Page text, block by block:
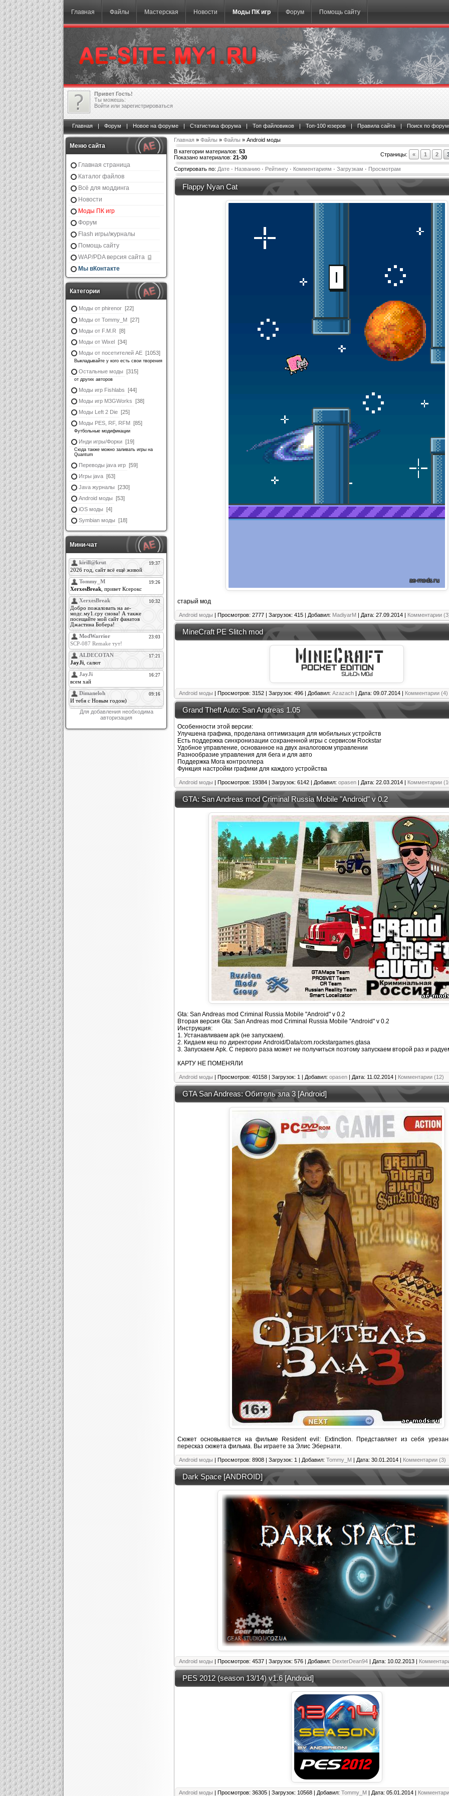
Главная Файлы Мастерская Новости Моды ПК игр Форум Помощь сайту
Привет Гость!
Ты можешь:
Войти или зарегистрироваться
Главная | Форум | Новое на форуме | Статистика форума | Топ файловиков | Топ-100 юзеров | Правила сайта | Поиск по
Меню сайта
Главная страница
Каталог файлов
Всё для моддинга
Новости
Моды ПК игр
Форум
Flash игры/журналы
Помощь сайту
WAP/PDA версия сайта
Мы вКонтакте
Категории
Моды от phirenor [22]
Моды от Tommy_M [27]
Моды от F.M.R [8]
Моды от Wixel [34]
Моды от посетителей АЕ [1053]
Выкладывайте у кого есть свои творения
Остальные моды [315]
от других авторов
Моды игр Fishlabs [44]
Моды игр M3GWorks [38]
Моды Left 2 Die [25]
Моды PES, RF, RFM [85]
Футбольные модификации
Инди игры/Форки [19]
Сюда также можно заливать игры на
Quantum
Переводы java игр [59]
Игры java [63]
Java журналы [230]
Android моды [53]
iOS моды [4]
Symbian моды [18]
Мини-чат
Для добавления необходима
авторизация
Главная » Файлы » Файлы » Android моды
В категории материалов: 53
Показано материалов: 21-30 Страницы: « 1 2
Сортировать по: Дате · Названию · Рейтингу · Комментариям · Загрузкам · Просмотрам
Flappy Nyan Cat
старый мод
Android моды | Просмотров: 2777 | Загрузок: 415 | Добавил: MadiyarM | Дата: 27.09.2014 | Комментарии
MineCraft PE Slitch mod
Android моды | Просмотров: 3152 | Загрузок: 496 | Добавил: Azazach | Дата: 09.07.2014 | Комментарии (4)
Grand Theft Auto: San Andreas 1.05
Особенности этой версии:
Улучшена графика, проделана оптимизация для мобильных устройств
Есть поддержка синхронизации сохраненной игры с сервисом Rockstar
Удобное управление, основанное на двух аналоговом управлении
Разнообразие управления для бега и для авто
Поддержка Мога контроллера
Функция настройки графики для каждого устройства
Android моды | Просмотров: 19384 | Загрузок: 6142 | Добавил: opasen | Дата: 22.03.2014 | Комментарии
GTA: San Andreas mod Criminal Russia Mobile "Android" v 0.2
Gta: San Andreas mod Criminal Russia Mobile "Android" v 0.2
Вторая версия Gta: San Andreas mod Criminal Russia Mobile "Android" v 0.2
Инструкция:
1. Устанавливаем apk (не запускаем).
2. Кидаем кеш по директории Android/Data/com.rockstargames.gtasa
3. Запускаем Apk. С первого раза может не получиться поэтому запускаем второй раз и
КАРТУ НЕ ПОМЕНЯЛИ
Android моды | Просмотров: 40158 | Загрузок: 1 | Добавил: opasen | Дата: 11.02.2014 | Комментарии (12)
GTA San Andreas: Обитель зла 3 [Android]
Сюжет основывается на фильме Resident evil: Extinction. Представляет из себя
пересказ сюжета фильма. Вы играете за Элис Эбернати.
Android моды | Просмотров: 8908 | Загрузок: 1 | Добавил: Tommy_M | Дата: 30.01.2014 | Комментарии (3)
Dark Space [ANDROID]
Android моды | Просмотров: 4537 | Загрузок: 576 | Добавил: DexterDean94 | Дата: 10.02.2013 |
PES 2012 (season 13/14) v1.6 [Android]
Android моды | Просмотров: 36305 | Загрузок: 10568 | Добавил: Tommy_M | Дата: 05.01.2014 |